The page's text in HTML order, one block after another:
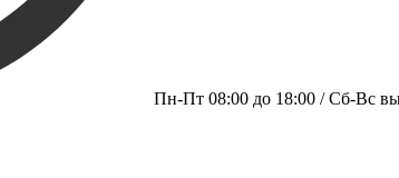
Пн-Пт 08:00 до 18:00 / Сб-Вс